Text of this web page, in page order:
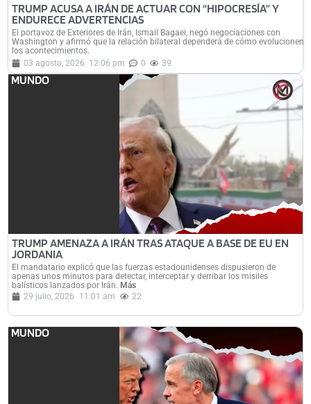
TRUMP ACUSA A IRÁN DE ACTUAR CON “HIPOCRESÍA” Y
ENDURECE ADVERTENCIAS
El portavoz de Exteriores de Irán, Ismail Bagaei, negó negociaciones con
Washington y afirmó que la relación bilateral dependerá de cómo evolucionen
los acontecimientos.
03 agosto, 2026 12:06 pm 0 39
MUNDO
TRUMP AMENAZA A IRÁN TRAS ATAQUE A BASE DE EU EN
JORDANIA
El mandatario explicó que las fuerzas estadounidenses dispusieron de
apenas unos minutos para detectar, interceptar y derribar los misiles
balísticos lanzados por Irán.Más
29 julio, 2026
11:01 am 22
MUNDO